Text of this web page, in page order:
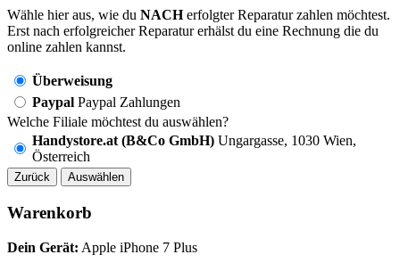
Wähle hier aus, wie du NACHerfolgter Reparatur zahlen möchtest.
Erst nach erfolgreicher Reparatur erhälst du eine Rechnung die du
online zahlen kannst.
Überweisung
Paypal Paypal Zahlungen
Welche Filiale möchtest du auswählen?
Handystore.at (B&Co GmbH) Ungargasse, 1030 Wien,
Österreich
Zurück Auswählen
Warenkorb
Dein Gerät: Apple iPhone 7 Plus